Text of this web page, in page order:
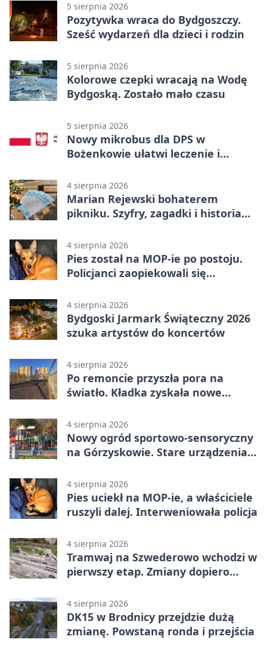
5 sierpnia 2026
Pozytywka wraca do Bydgoszczy.
Sześć wydarzeń dla dzieci i rodzin
5 sierpnia 2026
Kolorowe czepki wracają na Wodę
Bydgoską. Zostało mało czasu
5 sierpnia 2026
Nowy mikrobus dla DPS w
Bożenkowie ułatwi leczenie i
4 sierpnia 2026
Marian Rejewski bohaterem
pikniku. Szyfry, zagadki i historia
4 sierpnia 2026
Pies został na MOP-ie po postoju.
Policjanci zaopiekowali się
4 sierpnia 2026
Bydgoski Jarmark Świąteczny 2026
szuka artystów do koncertów
4 sierpnia 2026
Po remoncie przyszła pora na
światło. Kładka zyskała nowe
4 sierpnia 2026
Nowy ogród sportowo-sensoryczny
na Górzyskowie. Stare urządzenia
4 sierpnia 2026
Pies uciekł na MOP-ie, a właściciele
ruszyli dalej. Interweniowała policja
4 sierpnia 2026
Tramwaj na Szwederowo wchodzi w
pierwszy etap. Zmiany dopiero
4 sierpnia 2026
DK15 w Brodnicy przejdzie dużą
zmianę. Powstaną ronda i przejścia